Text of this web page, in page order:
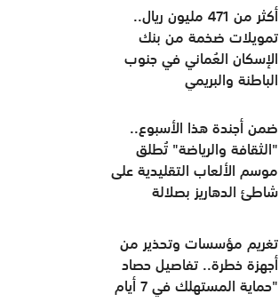
أكثر من 471 مليون ريال..
تمويلات ضخمة من بنك
الإسكان العُماني في جنوب
الباطنة والبريمي
ضمن أجندة هذا الأسبوع..
"الثقافة والرياضة" تُطلق
موسم الألعاب التقليدية على
شاطئ الدهاريز بصلالة
تغريم مؤسسات وتحذير من
أجهزة خطرة.. تفاصيل حصاد
"حماية المستهلك في 7 أيام